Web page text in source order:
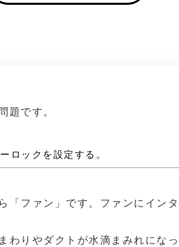
題です。
ロックを設定する。
ファン」です。ファンにインタ
わりやダクトが水滴まみれになっ